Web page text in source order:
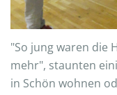
"So jung waren die
mehr", staunten
in Schön wohnen